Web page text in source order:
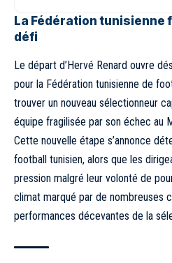
La Fédération tunisienne
défi
Le départ d’Hervé Renard ouvre
pour la Fédération tunisienne de
trouver un nouveau sélectionneur
équipe fragilisée par son échec au
Cette nouvelle étape s’annonce
football tunisien, alors que les
pression malgré leur volonté de
climat marqué par de nombreuses
performances décevantes de la